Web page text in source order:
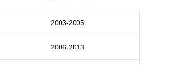
2003-2005
2006-2013